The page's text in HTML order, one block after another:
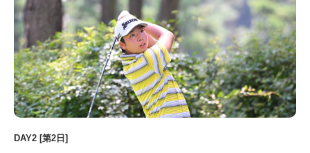
技になったことで、とにかくスコアを伸 […]
DAY2 [第2日]